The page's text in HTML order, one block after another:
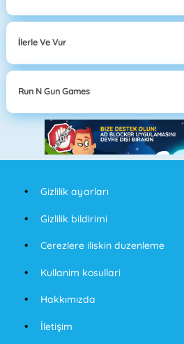
İlerle Ve Vur
Run N Gun Games
Gizlilik ayarları
Gizlilik bildirimi
Cerezlere iliskin duzenleme
Kullanim kosullari
Hakkımızda
İletişim